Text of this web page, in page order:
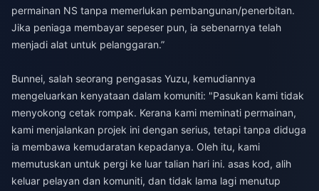
permainan NS tanpa memerlukan pembangunan/penerbitan.
Jika peniaga membayar sepeser pun, ia sebenarnya telah
menjadi alat untuk pelanggaran.”
Bunnei, salah seorang pengasas Yuzu, kemudiannya
mengeluarkan kenyataan dalam komuniti: "Pasukan kami tidak
menyokong cetak rompak. Kerana kami meminati permainan,
kami menjalankan projek ini dengan serius, tetapi tanpa diduga
ia membawa kemudaratan kepadanya. Oleh itu, kami
memutuskan untuk pergi ke luar talian hari ini. asas kod, alih
keluar pelayan dan komuniti, dan tidak lama lagi menutup